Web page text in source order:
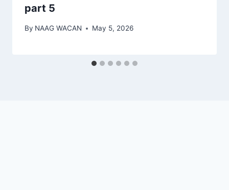
part 5
By NAAG WACAN May 5, 2026